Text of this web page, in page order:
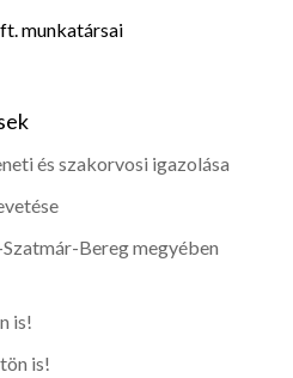
munkatársai
és szakorvosi igazolása
Bereg megyében
is!
is!